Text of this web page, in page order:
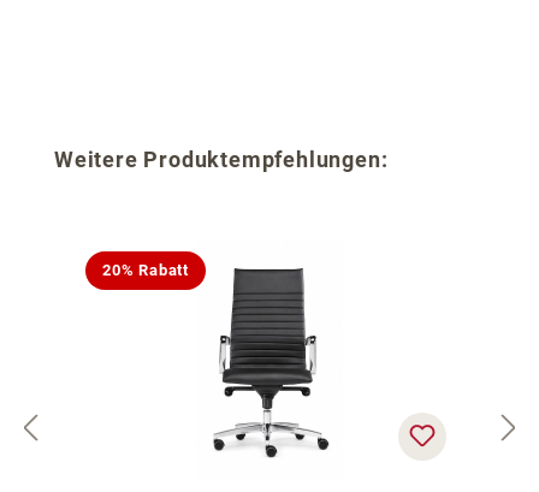
Produktgalerie überspringen
Weitere Produktempfehlungen:
20% Rabatt